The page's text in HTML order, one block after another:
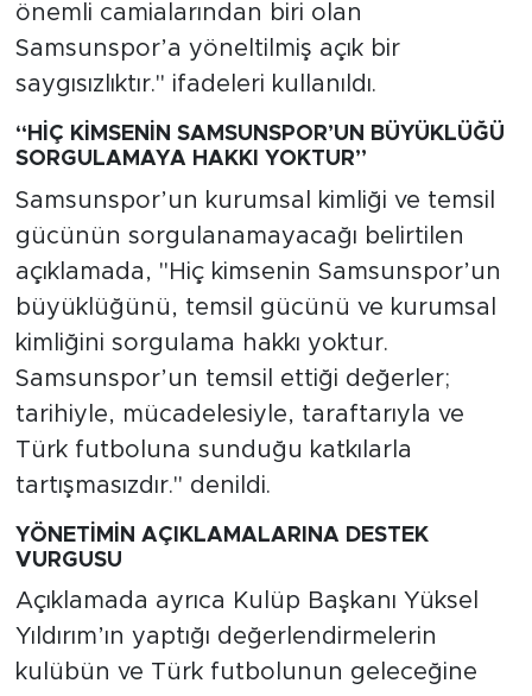
önemli camialarından biri olan
Samsunspor’a yöneltilmiş açık bir
saygısızlıktır." ifadeleri kullanıldı.
“HİÇ KİMSENİN SAMSUNSPOR’UN BÜYÜKLÜĞÜ
SORGULAMAYA HAKKI YOKTUR”
Samsunspor’un kurumsal kimliği ve temsil
gücünün sorgulanamayacağı belirtilen
açıklamada, "Hiç kimsenin Samsunspor’un
büyüklüğünü, temsil gücünü ve kurumsal
kimliğini sorgulama hakkı yoktur.
Samsunspor’un temsil ettiği değerler;
tarihiyle, mücadelesiyle, taraftarıyla ve
Türk futboluna sunduğu katkılarla
tartışmasızdır." denildi.
YÖNETİMİN AÇIKLAMALARINA DESTEK
VURGUSU
Açıklamada ayrıca Kulüp Başkanı Yüksel
Yıldırım’ın yaptığı değerlendirmelerin
kulübün ve Türk futbolunun geleceğine